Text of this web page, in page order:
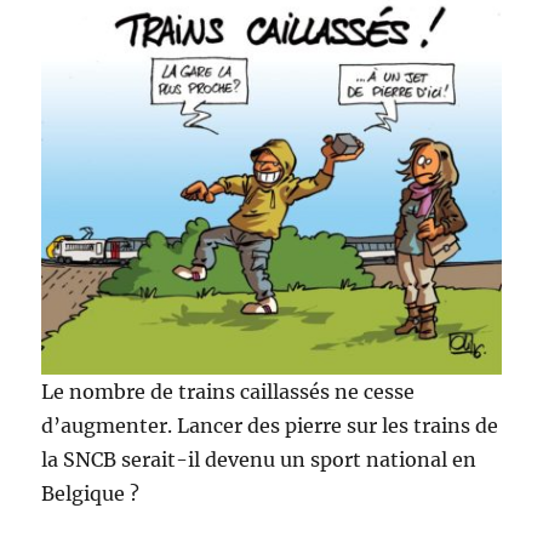
Le nombre de trains caillassés ne cesse
d’augmenter. Lancer des pierre sur les trains de
la SNCB serait-il devenu un sport national en
Belgique ?